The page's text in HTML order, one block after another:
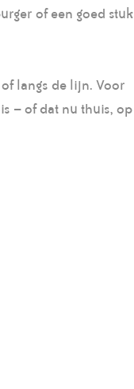
of een goed stuk
langs de lijn. Voor
– of dat nu thuis, op